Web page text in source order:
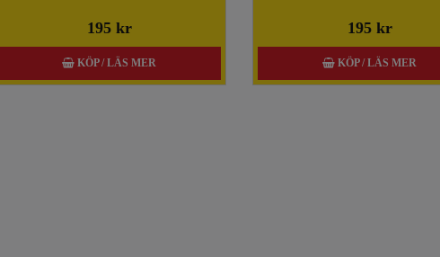
195 kr
KÖP / LÄS MER
195 kr
KÖP / LÄS MER